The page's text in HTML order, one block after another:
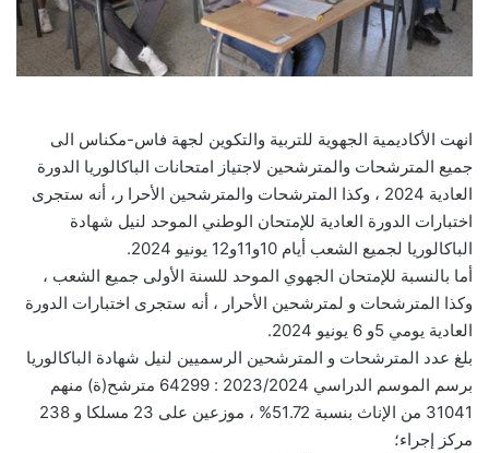
انهت الأكاديمية الجهوية للتربية والتكوين لجهة فاس-مكناس الى
جميع المترشحات والمترشحين لاجتياز امتحانات الباكالوريا الدورة
العادية 2024 ، وكذا المترشحات والمترشحين الأحرا ر، أنه ستجرى
اختبارات الدورة العادية للإمتحان الوطني الموحد لنيل شهادة
الباكالوريا لجميع الشعب أيام 10و11و12 يونيو 2024.
أما بالنسبة للإمتحان الجهوي الموحد للسنة الأولى جميع الشعب ،
وكذا المترشحات و لمترشحين الأحرار ، أنه ستجرى اختبارات الدورة
العادية يومي 5و 6 يونيو 2024.
بلغ عدد المترشحات و المترشحين الرسميين لنيل شهادة الباكالوريا
برسم الموسم الدراسي 2023/2024 : 64299 مترشح(ة) منهم
31041 من الإناث بنسبة 51.72% ، موزعين على 23 مسلكا و 238
مركز إجراء؛